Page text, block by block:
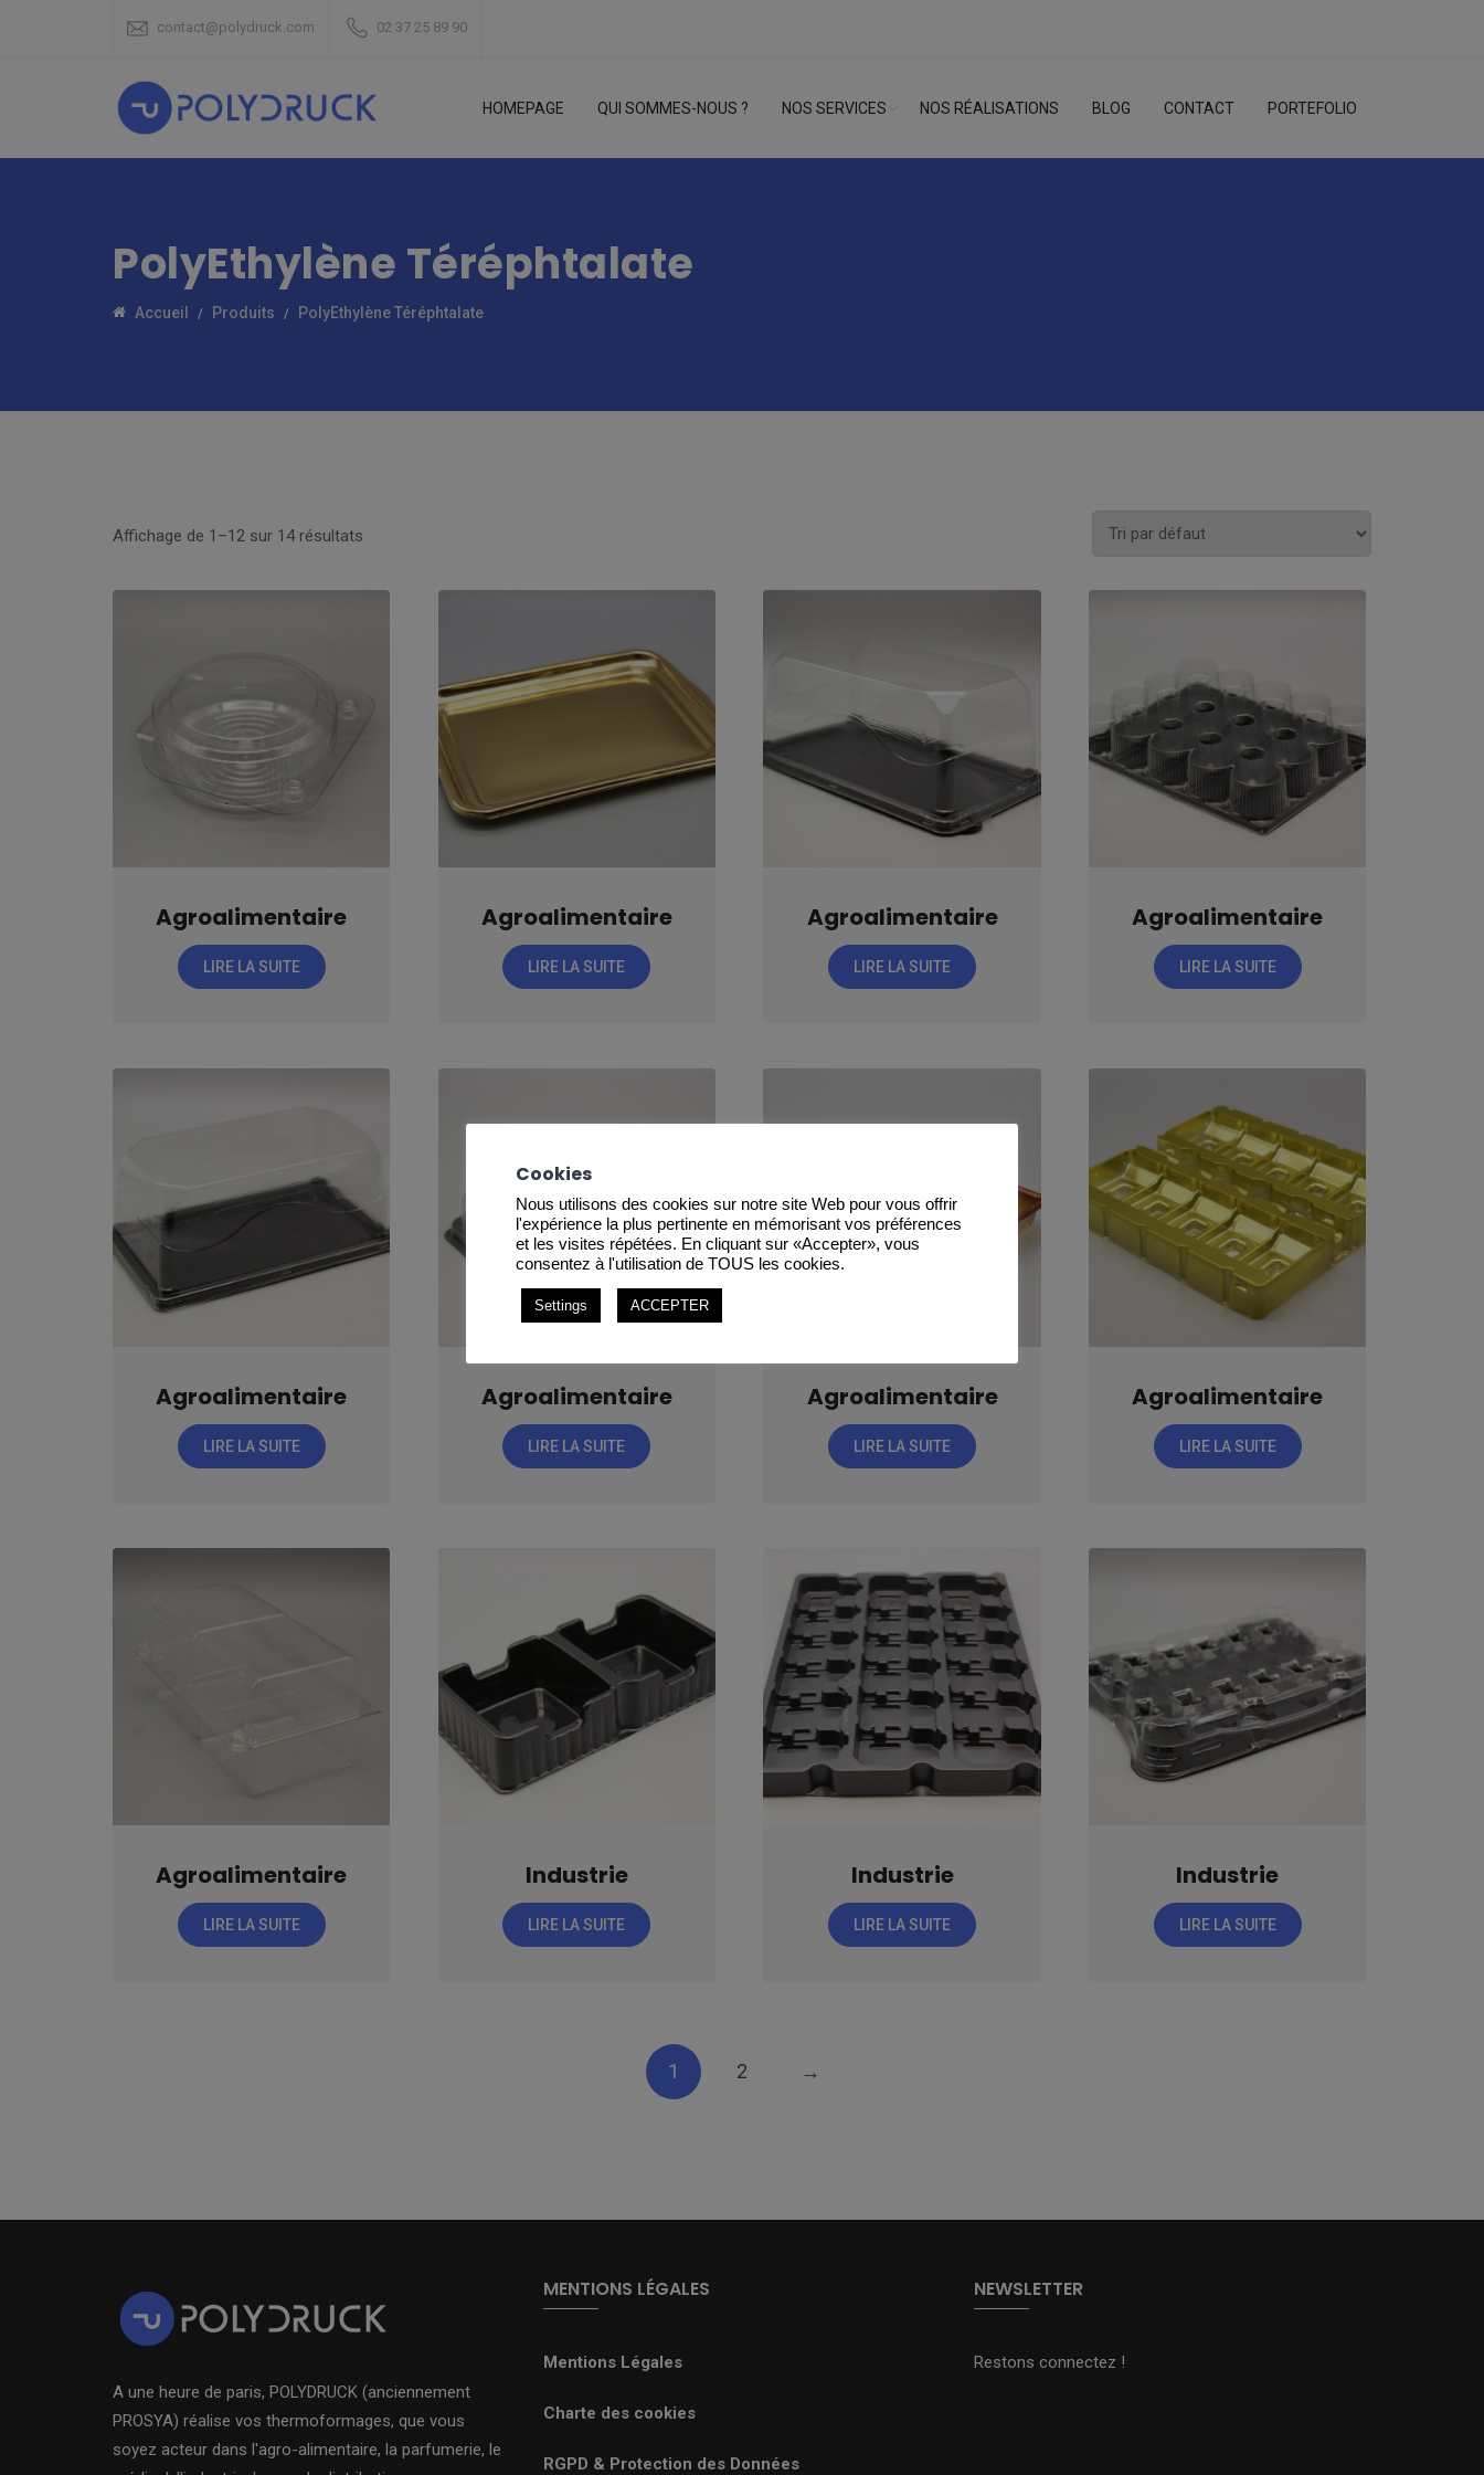
contact@polydruck.com 02 37 25 89 90
HOMEPAGE QUI SOMMES-NOUS ? NOS SERVICES NOS RÉALISATIONS BLOG CONTACT PORTEFOLIO
PolyEthylène Téréphtalate
Accueil Produits PolyEthylène Téréphtalate
Affichage de 1–12 sur 14 résultats
Agroalimentaire
LIRE LA SUITE
Agroalimentaire
LIRE LA SUITE
Agroalimentaire
LIRE LA SUITE
Agroalimentaire
LIRE LA SUITE
Agroalimentaire
LIRE LA SUITE
Agroalimentaire
LIRE LA SUITE
Agroalimentaire
LIRE LA SUITE
Agroalimentaire
LIRE LA SUITE
Agroalimentaire
LIRE LA SUITE
Industrie
LIRE LA SUITE
Industrie
LIRE LA SUITE
Industrie
LIRE LA SUITE
1 2 →
A une heure de paris, POLYDRUCK (anciennement
PROSYA) réalise vos thermoformages, que vous
soyez acteur dans l'agro-alimentaire, la parfumerie, le
MENTIONS LÉGALES
Mentions Légales
Charte des cookies
RGPD & Protection des Données
NEWSLETTER
Restons connectez !
Cookies
Nous utilisons des cookies sur notre site Web pour vous offrir
l'expérience la plus pertinente en mémorisant vos préférences
et les visites répétées. En cliquant sur «Accepter», vous
consentez à l'utilisation de TOUS les cookies.
Settings ACCEPTER